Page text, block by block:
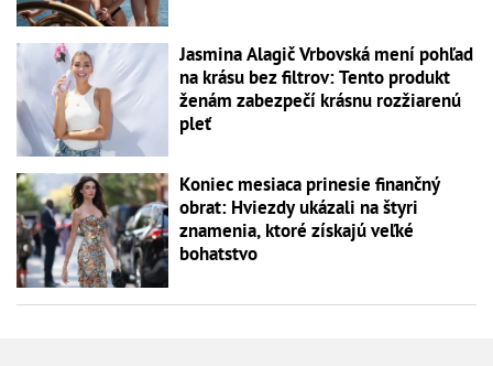
Jasmina Alagič Vrbovská mení pohľad
na krásu bez filtrov: Tento produkt
ženám zabezpečí krásnu rozžiarenú
pleť
Koniec mesiaca prinesie finančný
obrat: Hviezdy ukázali na štyri
znamenia, ktoré získajú veľké
bohatstvo